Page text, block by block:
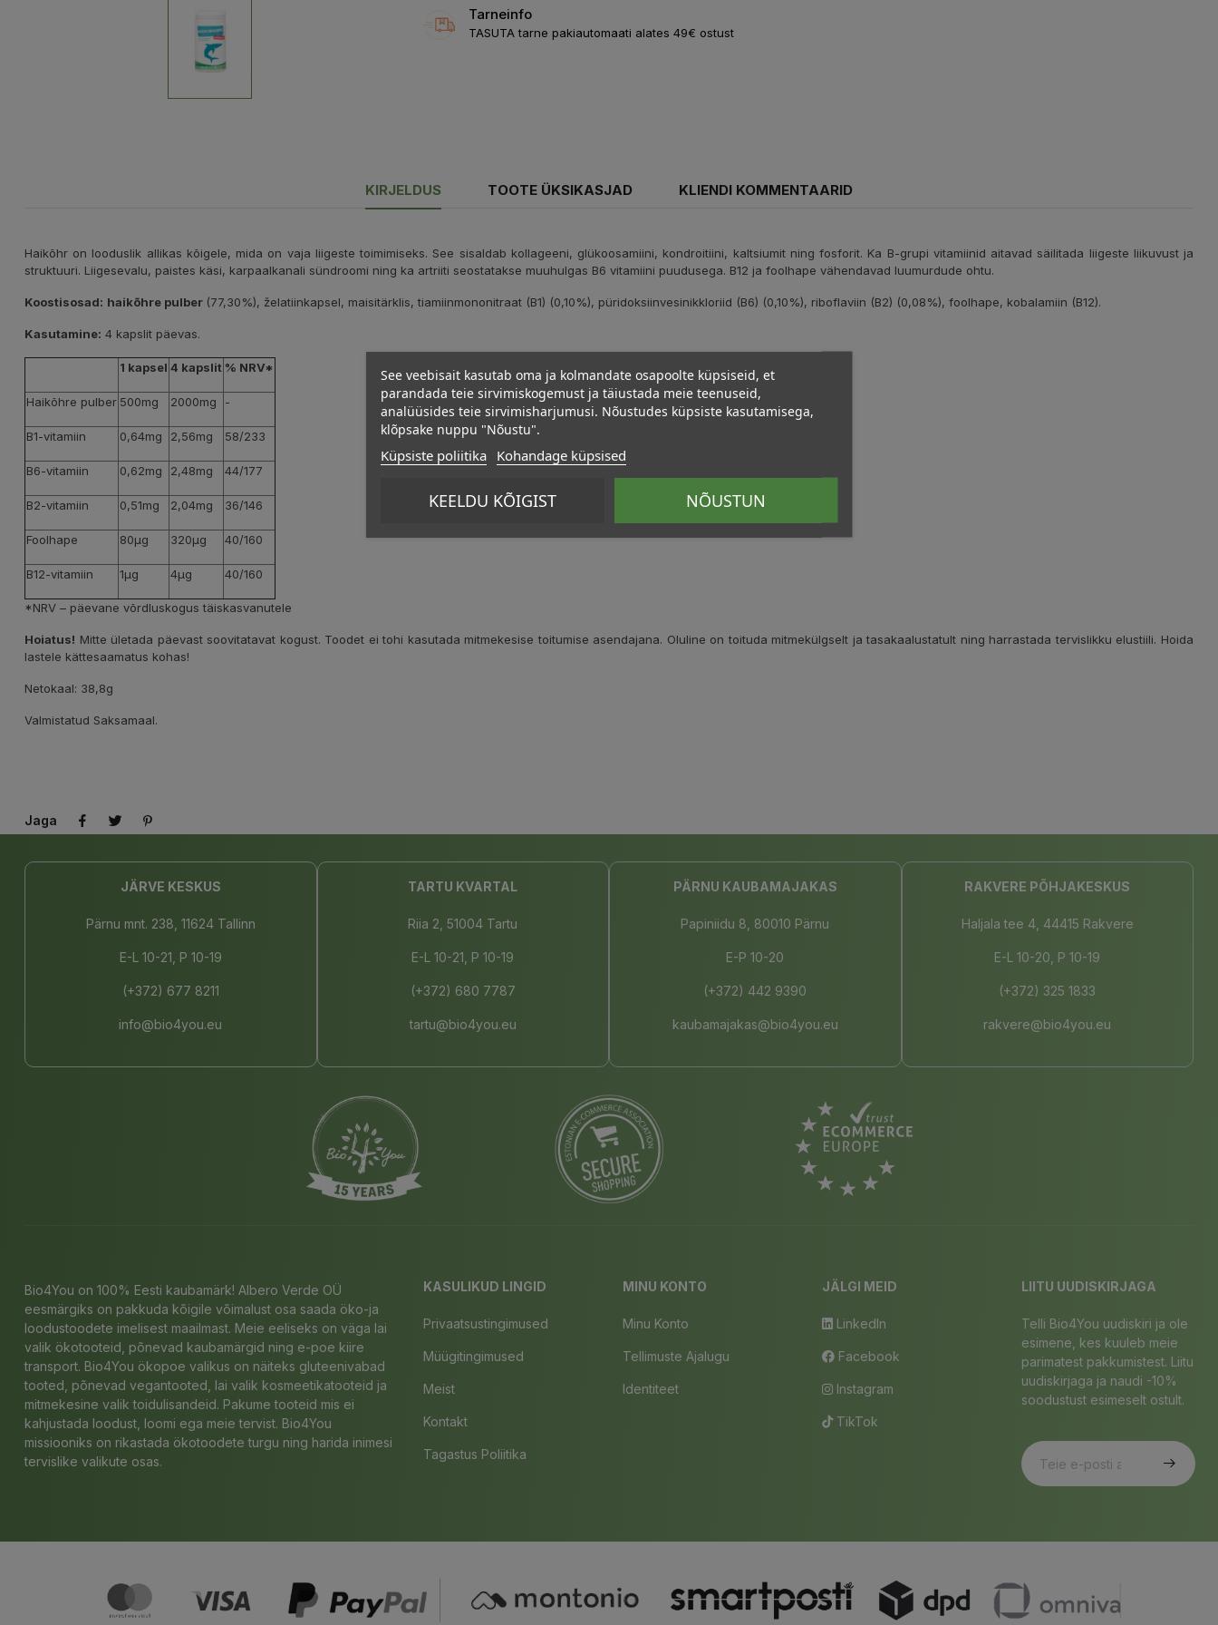
Tarneinfo
TASUTA tarne pakiautomaati alates 49€ ostust
KIRJELDUS TOOTE ÜKSIKASJAD KLIENDI KOMMENTAARID
Haikõhr on looduslik allikas kõigele, mida on vaja liigeste toimimiseks. See sisaldab kollageeni, glükoosamiini, kondroitiini, kaltsiumit ning fosforit. Ka B-grupi vitamiinid aitavad säilitada liigeste liikuvust ja
struktuuri. Liigesevalu, paistes käsi, karpaalkanali sündroomi ning ka artriiti seostatakse muuhulgas B6 vitamiini puudusega. B12 ja foolhape vähendavad luumurdude ohtu.
Koostisosad: haikõhre pulber (77,30%), želatiinkapsel, maisitärklis, tiamiinmononitraat (B1) (0,10%), püridoksiinvesinikkloriid (B6) (0,10%), riboflaviin (B2) (0,08%), foolhape, kobalamiin (B12).
Kasutamine: 4 kapslit päevas.
1 kapsel 4 kapslit % NRV*
Haikõhre pulber 500mg 2000mg -
B1-vitamiin 0,64mg 2,56mg 58/233
B6-vitamiin 0,62mg 2,48mg 44/177
B2-vitamiin 0,51mg 2,04mg 36/146
Foolhape 80µg 320µg 40/160
B12-vitamiin 1µg 4µg 40/160
*NRV – päevane võrdluskogus täiskasvanutele
Hoiatus! Mitte ületada päevast soovitatavat kogust. Toodet ei tohi kasutada mitmekesise toitumise asendajana. Oluline on toituda mitmekülgselt ja tasakaalustatult ning harrastada tervislikku elustiili. Hoida
lastele kättesaamatus kohas!
Netokaal: 38,8g
Valmistatud Saksamaal.
Jaga
JÄRVE KESKUS
Pärnu mnt. 238, 11624 Tallinn
E-L 10-21, P 10-19
(+372) 677 8211
info@bio4you.eu
TARTU KVARTAL
Riia 2, 51004 Tartu
E-L 10-21, P 10-19
(+372) 680 7787
tartu@bio4you.eu
PÄRNU KAUBAMAJAKAS
Papiniidu 8, 80010 Pärnu
E-P 10-20
(+372) 442 9390
kaubamajakas@bio4you.eu
RAKVERE PÕHJAKESKUS
Haljala tee 4, 44415 Rakvere
E-L 10-20, P 10-19
(+372) 325 1833
rakvere@bio4you.eu
Bio4You on 100% Eesti kaubamärk! Albero Verde OÜ
eesmärgiks on pakkuda kõigile võimalust osa saada öko-ja
loodustoodete imelisest maailmast. Meie eeliseks on väga lai
valik ökotooteid, põnevad kaubamärgid ning e-poe kiire
transport. Bio4You ökopoe valikus on näiteks gluteenivabad
tooted, põnevad vegantooted, lai valik kosmeetikatooteid ja
mitmekesine valik toidulisandeid. Pakume tooteid mis ei
kahjustada loodust, loomi ega meie tervist. Bio4You
missiooniks on rikastada ökotoodete turgu ning harida inimesi
tervislike valikute osas.
KASULIKUD LINGID
Privaatsustingimused
Müügitingimused
Meist
Kontakt
Tagastus Poliitika
MINU KONTO
Minu Konto
Tellimuste Ajalugu
Identiteet
JÄLGI MEID
LinkedIn
Facebook
Instagram
TikTok
LIITU UUDISKIRJAGA
Telli Bio4You uudiskiri ja ole
esimene, kes kuuleb meie
parimatest pakkumistest. Liitu
uudiskirjaga ja naudi -10%
soodustust esimeselt ostult.
See veebisait kasutab oma ja kolmandate osapoolte küpsiseid, et
parandada teie sirvimiskogemust ja täiustada meie teenuseid,
analüüsides teie sirvimisharjumusi. Nõustudes küpsiste kasutamisega,
klõpsake nuppu "Nõustu".
Küpsiste poliitika Kohandage küpsised
KEELDU KÕIGIST NÕUSTUN